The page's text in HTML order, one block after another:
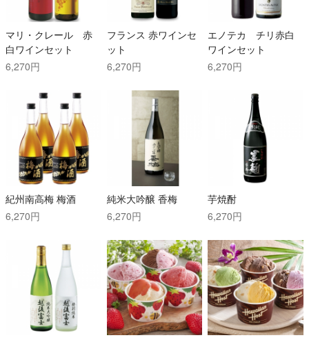
マリ・クレール 赤
白ワインセット
6,270円
フランス 赤ワインセ
ット
6,270円
エノテカ チリ赤白
ワインセット
6,270円
紀州南高梅 梅酒
6,270円
純米大吟醸 香梅
6,270円
芋焼酎
6,270円